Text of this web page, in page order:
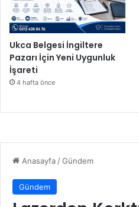
Ukca Belgesi İngiltere
Pazarı İçin Yeni Uygunluk
İşareti
4 hafta önce